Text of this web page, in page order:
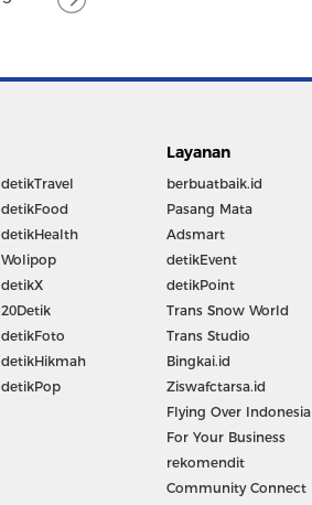
detikTravel
detikFood
detikHealth
Wolipop
detikX
20Detik
detikFoto
detikHikmah
detikPop
Layanan
berbuatbaik.id
Pasang Mata
Adsmart
detikEvent
detikPoint
Trans Snow World
Trans Studio
Bingkai.id
Ziswafctarsa.id
Flying Over Indonesia
For Your Business
rekomendit
Community Connect